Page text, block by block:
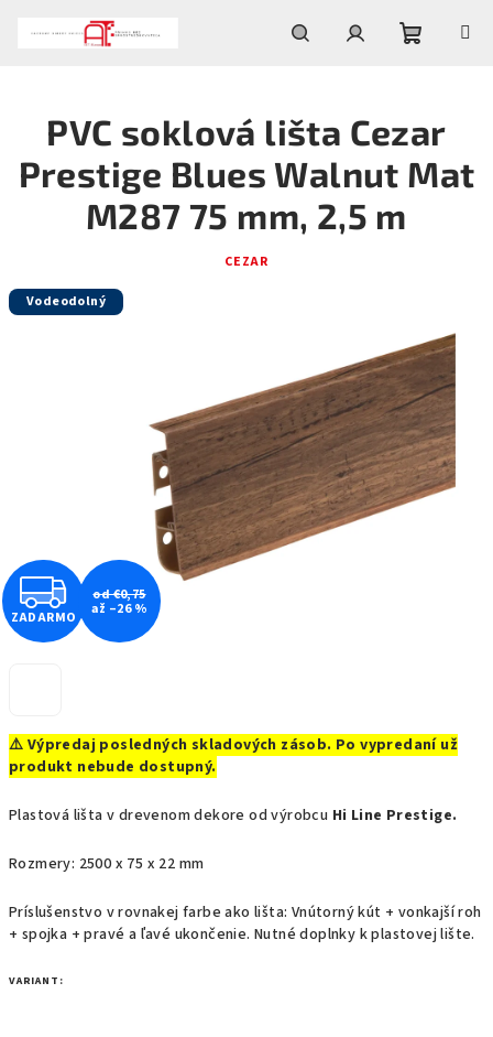
košík
⚠️ Výpredaj posledných skladových zásob. Po vypredaní už
produkt nebude dostupný.
Plastová lišta v drevenom dekore od výrobcu Hi Line Prestige.
Rozmery: 2500 x 75 x 22 mm
Príslušenstvo v rovnakej farbe ako lišta: Vnútorný kút + vonkajší roh
+ spojka + pravé a ľavé ukončenie. Nutné doplnky k plastovej lište.
VARIANT:
PVC soklová lišta Cezar
Prestige Blues Walnut Mat
M287 75 mm, 2,5 m
CEZAR
Vodeodolný
Z
A
A
R
M
O
ZADARMO
od €0,75
až –26 %